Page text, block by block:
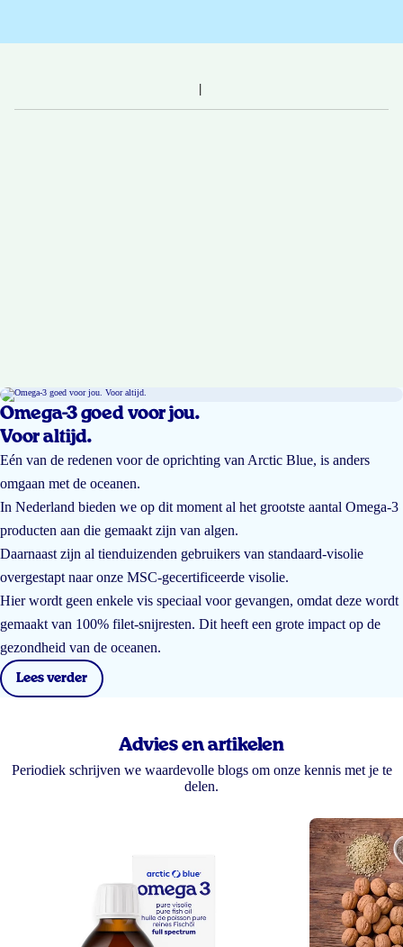
Omega-3 goed voor jou.
Voor altijd.
Eén van de redenen voor de oprichting van Arctic Blue, is anders
omgaan met de oceanen.
In Nederland bieden we op dit moment al het grootste aantal Omega-3
producten aan die gemaakt zijn van algen.
Daarnaast zijn al tienduizenden gebruikers van standaard-visolie
overgestapt naar onze MSC-gecertificeerde visolie.
Hier wordt geen enkele vis speciaal voor gevangen, omdat deze wordt
gemaakt van 100% filet-snijresten. Dit heeft een grote impact op de
gezondheid van de oceanen.
Lees verder
Advies en artikelen
Periodiek schrijven we waardevolle blogs om onze kennis met je te
delen.